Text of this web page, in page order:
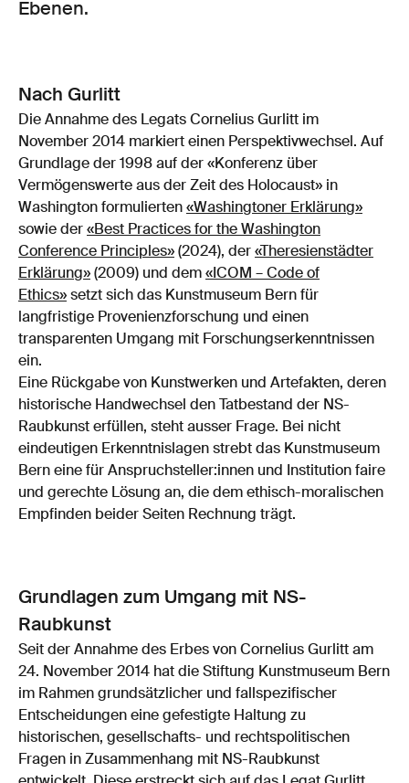
Ebenen.
Nach Gurlitt
Die Annahme des Legats Cornelius Gurlitt im
November 2014 markiert einen Perspektivwechsel. Auf
Grundlage der 1998 auf der «Konferenz über
Vermögenswerte aus der Zeit des Holocaust» in
Washington formulierten «Washingtoner Erklärung»
sowie der «Best Practices for the Washington
Conference Principles» (2024), der «Theresienstädter
Erklärung» (2009) und dem «ICOM – Code of
Ethics» setzt sich das Kunstmuseum Bern für
langfristige Provenienzforschung und einen
transparenten Umgang mit Forschungserkenntnissen
ein.
Eine Rückgabe von Kunstwerken und Artefakten, deren
historische Handwechsel den Tatbestand der NS-
Raubkunst erfüllen, steht ausser Frage. Bei nicht
eindeutigen Erkenntnislagen strebt das Kunstmuseum
Bern eine für Anspruchsteller:innen und Institution faire
und gerechte Lösung an, die dem ethisch-moralischen
Empfinden beider Seiten Rechnung trägt.
Grundlagen zum Umgang mit NS-
Raubkunst
Seit der Annahme des Erbes von Cornelius Gurlitt am
24. November 2014 hat die Stiftung Kunstmuseum Bern
im Rahmen grundsätzlicher und fallspezifischer
Entscheidungen eine gefestigte Haltung zu
historischen, gesellschafts- und rechtspolitischen
Fragen in Zusammenhang mit NS-Raubkunst